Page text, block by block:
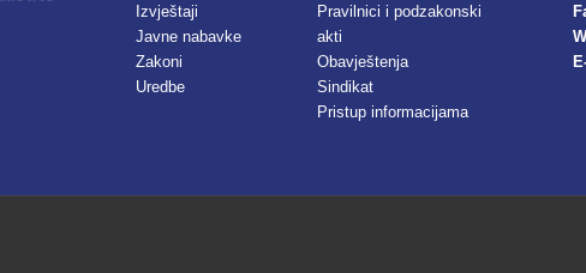
Izvještaji
Javne nabavke
Zakoni
Uredbe
Pravilnici i podzakonski
akti
Obavještenja
Sindikat
Pristup informacijama